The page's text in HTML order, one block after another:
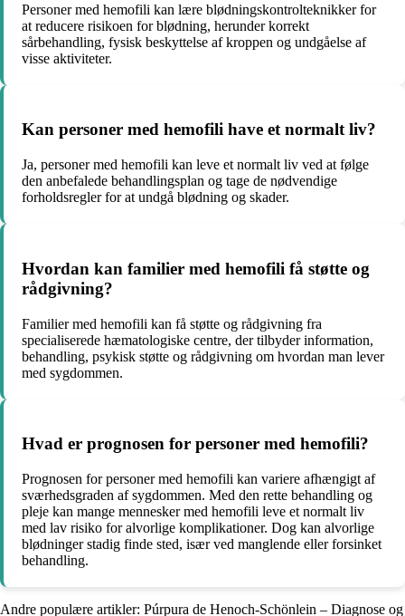
Personer med hemofili kan lære blødningskontrolteknikker for
at reducere risikoen for blødning, herunder korrekt
sårbehandling, fysisk beskyttelse af kroppen og undgåelse af
visse aktiviteter.
Kan personer med hemofili have et normalt liv?
Ja, personer med hemofili kan leve et normalt liv ved at følge
den anbefalede behandlingsplan og tage de nødvendige
forholdsregler for at undgå blødning og skader.
Hvordan kan familier med hemofili få støtte og
rådgivning?
Familier med hemofili kan få støtte og rådgivning fra
specialiserede hæmatologiske centre, der tilbyder information,
behandling, psykisk støtte og rådgivning om hvordan man lever
med sygdommen.
Hvad er prognosen for personer med hemofili?
Prognosen for personer med hemofili kan variere afhængigt af
sværhedsgraden af sygdommen. Med den rette behandling og
pleje kan mange mennesker med hemofili leve et normalt liv
med lav risiko for alvorlige komplikationer. Dog kan alvorlige
blødninger stadig finde sted, især ved manglende eller forsinket
behandling.
Andre populære artikler: Púrpura de Henoch-Schönlein – Diagnose og